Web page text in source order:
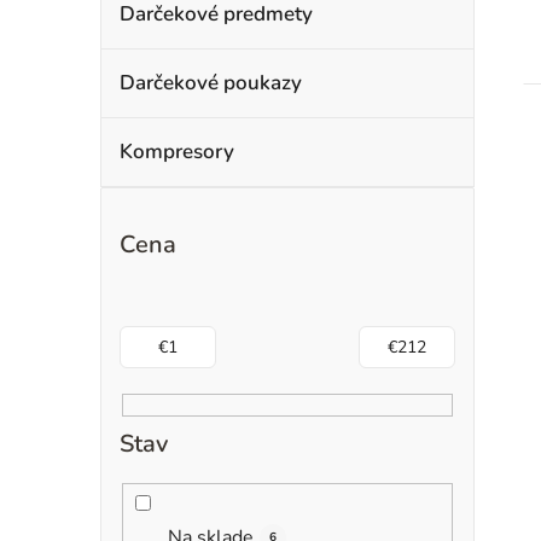
Darčekové predmety
Darčekové poukazy
Kompresory
Cena
€1 €212
Stav
6